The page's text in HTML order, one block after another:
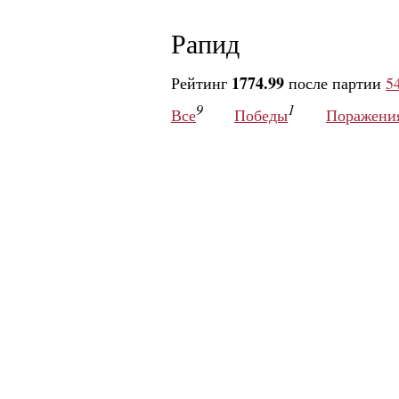
Рапид
Рейтинг 1774.99 после партии
Все9 Победы1